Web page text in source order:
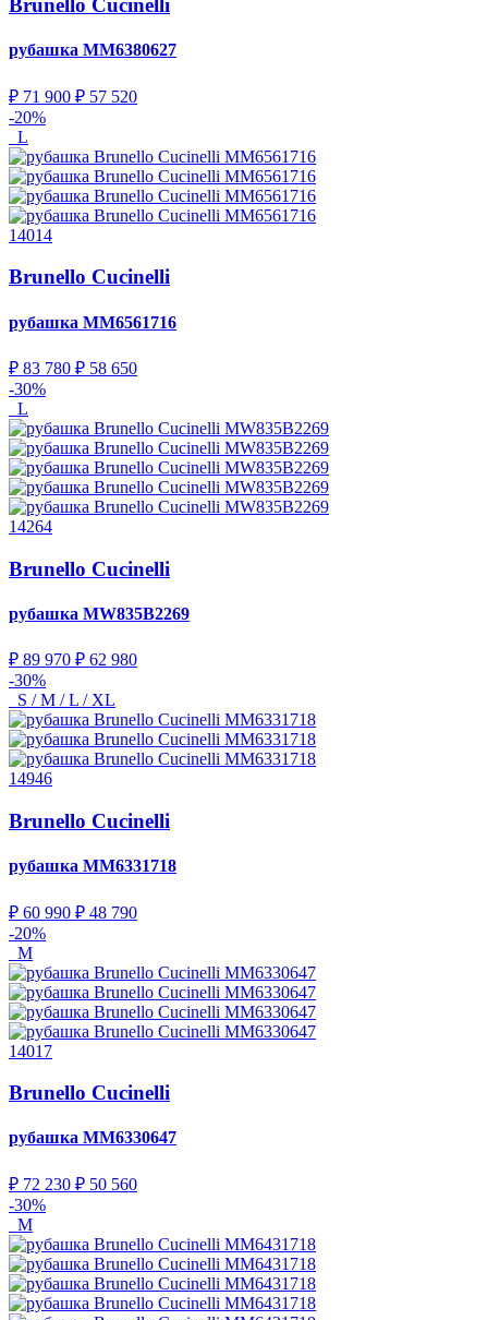
Brunello Cucinelli
рубашка MM6380627
₽ 71 900 ₽ 57 520
-20%
L
14014
Brunello Cucinelli
рубашка MM6561716
₽ 83 780 ₽ 58 650
-30%
L
14264
Brunello Cucinelli
рубашка MW835B2269
₽ 89 970 ₽ 62 980
-30%
S / M / L / XL
14946
Brunello Cucinelli
рубашка MM6331718
₽ 60 990 ₽ 48 790
-20%
M
14017
Brunello Cucinelli
рубашка MM6330647
₽ 72 230 ₽ 50 560
-30%
M